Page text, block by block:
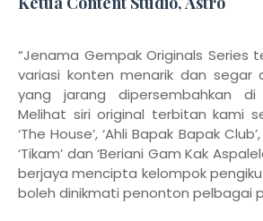
“Jenama Gempak Originals Series
variasi konten menarik dan segar
yang jarang dipersembahkan di
Melihat siri original terbitan kami
‘The House’, ‘Ahli Bapak Bapak
‘Tikam’ dan ‘Beriani Gam Kak
berjaya mencipta kelompok
boleh dinikmati penonton pelbagai